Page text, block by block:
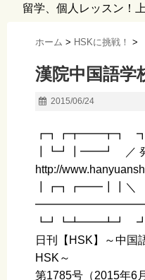
留学、個人レッスン！
ホーム > HSKに挑戦！ >
漢院中国語
2015/06/24
┏┓┏┳━━┳┓ ┓
┃┗┛┃━━┛ ／ 発
http://
┃┏┓┏━━┃┃＼
┗┛┗┻━━┻┛ ┛
日刊【HSK】～中国
HSK～
第1785号（2015年6